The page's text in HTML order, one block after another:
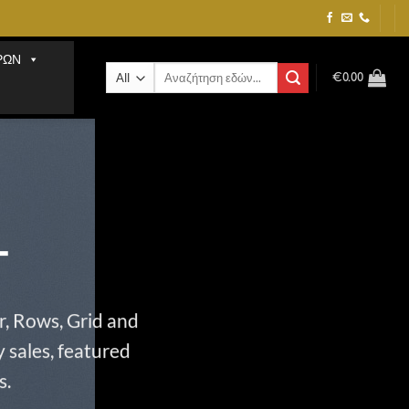
Αναζήτηση
€0.00
Rows, Grid and
sales, featured